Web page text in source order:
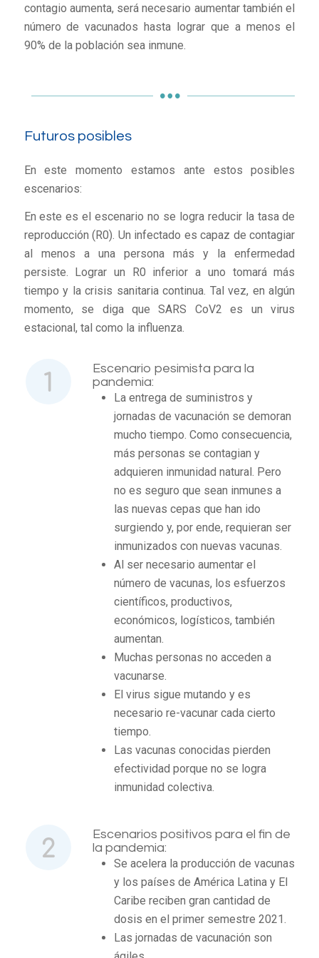
contagio aumenta, será necesario aumentar también el
número de vacunados hasta lograr que a menos el
90% de la población sea inmune.
Futuros posibles
En este momento estamos ante estos posibles
escenarios:
En este es el escenario no se logra reducir la tasa de
reproducción (R0). Un infectado es capaz de contagiar
al menos a una persona más y la enfermedad
persiste. Lograr un R0 inferior a uno tomará más
tiempo y la crisis sanitaria continua. Tal vez, en algún
momento, se diga que SARS CoV2 es un virus
estacional, tal como la influenza.
Escenario pesimista para la
pandemia:
La entrega de suministros y
jornadas de vacunación se demoran
mucho tiempo. Como consecuencia,
más personas se contagian y
adquieren inmunidad natural. Pero
no es seguro que sean inmunes a
las nuevas cepas que han ido
surgiendo y, por ende, requieran ser
inmunizados con nuevas vacunas.
Al ser necesario aumentar el
número de vacunas, los esfuerzos
científicos, productivos,
económicos, logísticos, también
aumentan.
Muchas personas no acceden a
vacunarse.
El virus sigue mutando y es
necesario re-vacunar cada cierto
tiempo.
Las vacunas conocidas pierden
efectividad porque no se logra
inmunidad colectiva.
Escenarios positivos para el fin de
la pandemia:
Se acelera la producción de vacunas
y los países de América Latina y El
Caribe reciben gran cantidad de
dosis en el primer semestre 2021.
Las jornadas de vacunación son